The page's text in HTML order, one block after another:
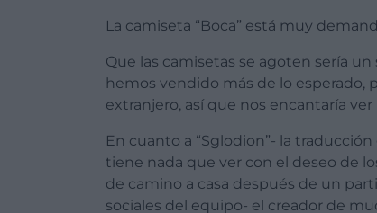
La camiseta “Boca” está muy
Que las camisetas se agoten sería
hemos vendido más de lo esperado,
extranjero, así que nos encantaría
En cuanto a “Sglodion”- la
tiene nada que ver con el deseo de
de camino a casa después de un
sociales del equipo- el creador de